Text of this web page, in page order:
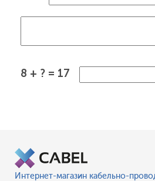
8 + ? = 17
Интернет-магазин кабельно-